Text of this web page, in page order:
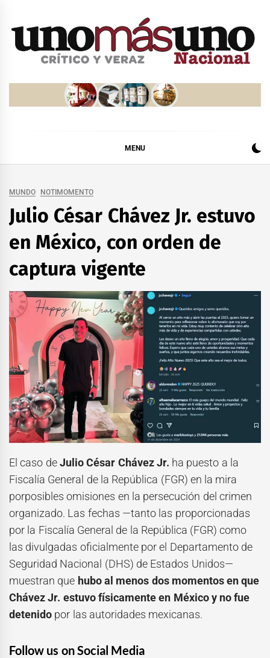
MENU
MUNDO NOTIMOMENTO
Julio César Chávez Jr. estuvo
en México, con orden de
captura vigente
El caso deJulio César Chávez Jr. ha puesto a la
Fiscalía General de la República (FGR) en la mira
porposibles omisiones en la persecución del crimen
organizado. Las fechas —tanto las proporcionadas
por la Fiscalía General de la República (FGR) como
las divulgadas oficialmente por el Departamento de
Seguridad Nacional (DHS) de Estados Unidos—
muestran que hubo al menos dos momentos en que
Chávez Jr. estuvo físicamente en México y no fue
detenido por las autoridades mexicanas.
Follow us on Social Media